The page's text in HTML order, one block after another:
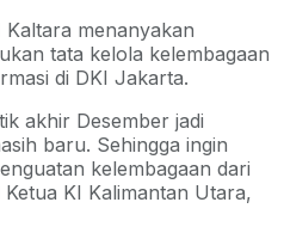
menanyakan
tata kelola kelembagaan
di DKI Jakarta.
akhir Desember jadi
baru. Sehingga ingin
kelembagaan dari
KI Kalimantan Utara,